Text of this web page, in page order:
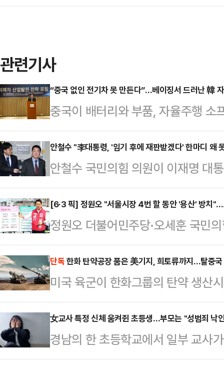
관련기사
“중국 없인 전기차 못 만든다”…베이징서 드러난 韓
중국이 배터리와 부품, 자율주행 소
하면서 글로벌 완성차 업체들이 중
습이 뚜렷해지고 있다. 업계에서는
국내 자동차 산업의 생산기반 약화
있다는 우려가 나온다.한국모빌리
8일 서울 서초구 자동차회관에서 ‘
중심으로 재편되는 전기·자율주행
방안을 논의했다.정구민 한국모빌…
안철수 "李대통령, '임기 후에 재판받겠다' 한마디 왜
안철수 국민의힘 의원이 이재명 대
특검법안(공소취소 특검법안)에 대
사한 것과 관련해 "법안의 내용은
판했다.안철수 의원은 8일 자신의
니다. 시기와 절차만 숙의되면 공소
목의 글을 게재했다. 안 의원은 "이
한마디를 왜 못하는 것이냐"며 "무
될 일 아니겠느냐…
[6·3 픽] 정원오 "서울시장 4번 할 동안 '용산' 방치
정원오 더불어민주당·오세훈 국민
구'를 두고 신경전을 벌였다. 정 후
전이 속도를 내지 못한 것을 지적했
공급 정책이 사실상 '닭장 아파트'
제업무지구에서 기자회견을 열어 "
대한민국 철도교통의 중심지"라면
의 성장축, 대한민국 균형 성장이
다.이어 "15년…
단독한화 탄약공장 품은 美기지, 희토류까지…탈중
미국 육군이 한화그룹의 탄약 생산
널(Pine Bluff Arsenal) 부지에 희
중국산 원자재 의존도를 낮추려는
기업의 거점을 축으로 구체화되는
군이 파인블러프 아스널에 희토류
女교사 특정 신체 움켜쥔 초등생…부모는 "성범죄 낙
경남의 한 초등학교에서 일부 교사
고 등으로 정신과 치료를 받거나 퇴